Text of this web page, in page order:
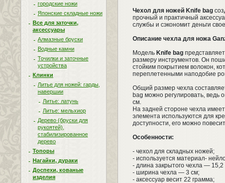
городские ножи
Японские складные ножи
Все для заточки,
аксессуары
Алмазные бруски
Водные камни
Точилки и заточные
устройства
Клинки
Литье для ножей: гарды,
навершии
Литье: латунь
Литье: мельхиор
Дерево (бруски для
рукоятей),
стабилизированное
дерево
Топоры
Нагайки, дураки
Доспехи, кованые
изделия
Чехол для ножей Knife bag
прочный и практичный
службы и сэкономит деньги
Описание чехла для ножа
Модель Knife bag
размеру инструментов. Он
стойким покрытием волокон,
переплетенными наподобие
Общий размер чехла
bag можно регулировать, ведь
см.
На задней стороне чехла
элемента используются для
доступности, его можно
Особенности:
- чехол для складных ножей;
- используется материал-
- длина закрытого чехла — 15,2
- ширина чехла — 3 см;
- аксессуар весит 22 грамма;